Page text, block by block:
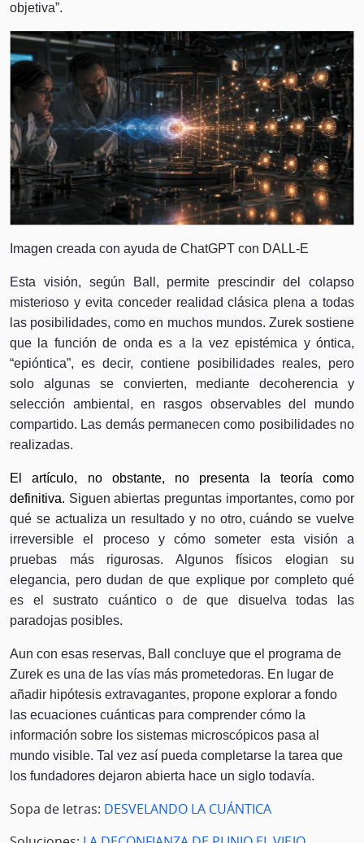
objetiva”.
Imagen creada con ayuda de ChatGPT con DALL-E
Esta visión, según Ball, permite prescindir del colapso
misterioso y evita conceder realidad clásica plena a todas
las posibilidades, como en muchos mundos. Zurek sostiene
que la función de onda es a la vez epistémica y óntica,
“epióntica”, es decir, contiene posibilidades reales, pero
solo algunas se convierten, mediante decoherencia y
selección ambiental, en rasgos observables del mundo
compartido. Las demás permanecen como posibilidades no
realizadas.
El artículo, no obstante, no presenta la teoría como
definitiva. Siguen abiertas preguntas importantes, como por
qué se actualiza un resultado y no otro, cuándo se vuelve
irreversible el proceso y cómo someter esta visión a
pruebas más rigurosas. Algunos físicos elogian su
elegancia, pero dudan de que explique por completo qué
es el sustrato cuántico o de que disuelva todas las
paradojas posibles.
Aun con esas reservas, Ball concluye que el programa de
Zurek es una de las vías más prometedoras. En lugar de
añadir hipótesis extravagantes, propone explorar a fondo
las ecuaciones cuánticas para comprender cómo la
información sobre los sistemas microscópicos pasa al
mundo visible. Tal vez así pueda completarse la tarea que
los fundadores dejaron abierta hace un siglo todavía.
Sopa de letras: DESVELANDO LA CUÁNTICA